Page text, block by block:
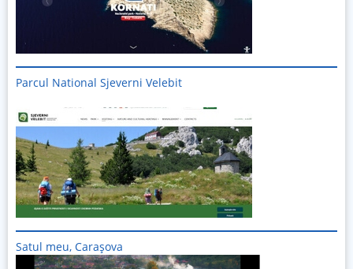
Parcul National Sjeverni Velebit
Imagine
Satul meu, Carașova